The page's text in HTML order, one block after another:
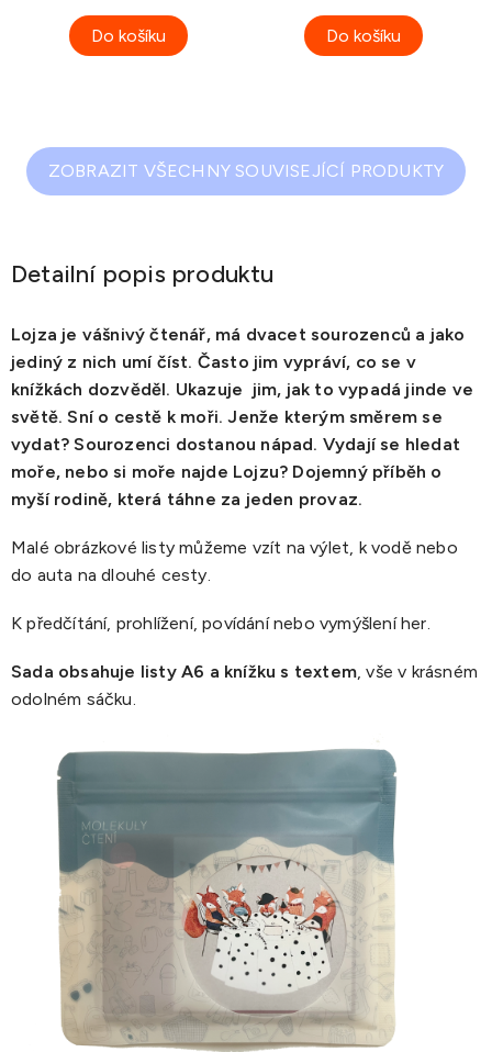
Do košíku Do košíku
ZOBRAZIT VŠECHNY SOUVISEJÍCÍ PRODUKTY
Detailní popis produktu
Lojza je vášnivý čtenář, má dvacet sourozenců a jako
jediný z nich umí číst. Často jim vypráví, co se v
knížkách dozvěděl. Ukazuje jim, jak to vypadá jinde ve
světě. Sní o cestě k moři. Jenže kterým směrem se
vydat? Sourozenci dostanou nápad. Vydají se hledat
moře, nebo si moře najde Lojzu? Dojemný příběh o
myší rodině, která táhne za jeden provaz.
Malé obrázkové listy můžeme vzít na výlet, k vodě nebo
do auta na dlouhé cesty.
K předčítání, prohlížení, povídání nebo vymýšlení her.
Sada obsahuje listy A6 a knížku s textem, vše v krásném
odolném sáčku.